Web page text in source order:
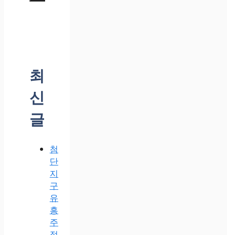
최
신
글
첨
단
지
구
유
흥
주